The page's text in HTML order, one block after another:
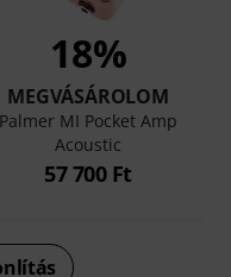
18%
MEGVÁSÁROLOM
Palmer MI Pocket Amp
Acoustic
57 700 Ft